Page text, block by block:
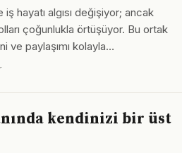
hayatı algısı değişiyor; ancak
çoğunlukla örtüşüyor. Bu ortak
ve paylaşımı kolayla…
kendinizi bir üst